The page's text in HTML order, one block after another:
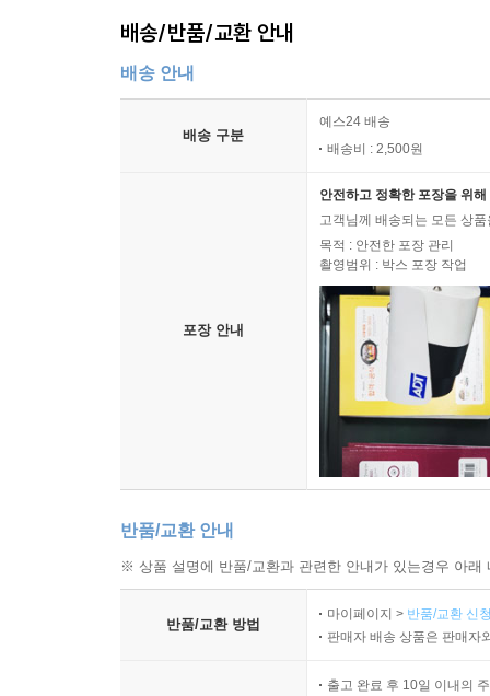
배송/반품/교환 안내
배송 안내
배송 구분
예스24 배송
배송비 : 2,500원
포장 안내
안전하고 정확한 포장을 위
고객님께 배송되는 모든 상
목적 : 안전한 포장 관리
촬영범위 : 박스 포장 작업
반품/교환 안내
※ 상품 설명에 반품/교환과 관련한 안내가 있는경우 아
반품/교환 방법
마이페이지 > 반품/교환 신
판매자 배송 상품은 판매자
출고 완료 후 10일 이내의